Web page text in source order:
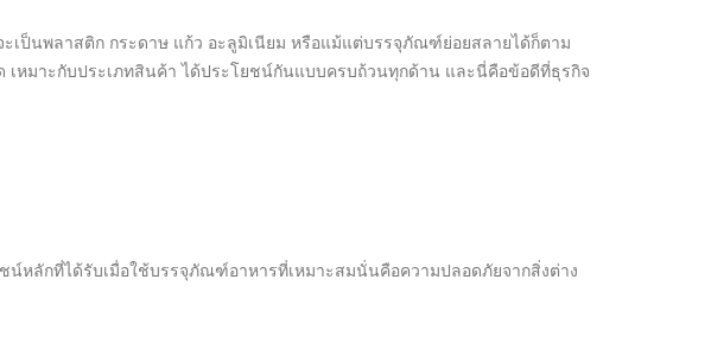
เป็นพลาสติก กระดาษ แก้ว อะลูมิเนียม หรือแม้แต่บรรจุภัณฑ์ย่อยสลายได้ก็ตาม
เหมาะกับประเภทสินค้า ได้ประโยชน์กันแบบครบถ้วนทุกด้าน และนี่คือข้อดีที่ธุรกิจ
น์หลักที่ได้รับเมื่อใช้บรรจุภัณฑ์อาหารที่เหมาะสมนั่นคือความปลอดภัยจากสิ่งต่าง